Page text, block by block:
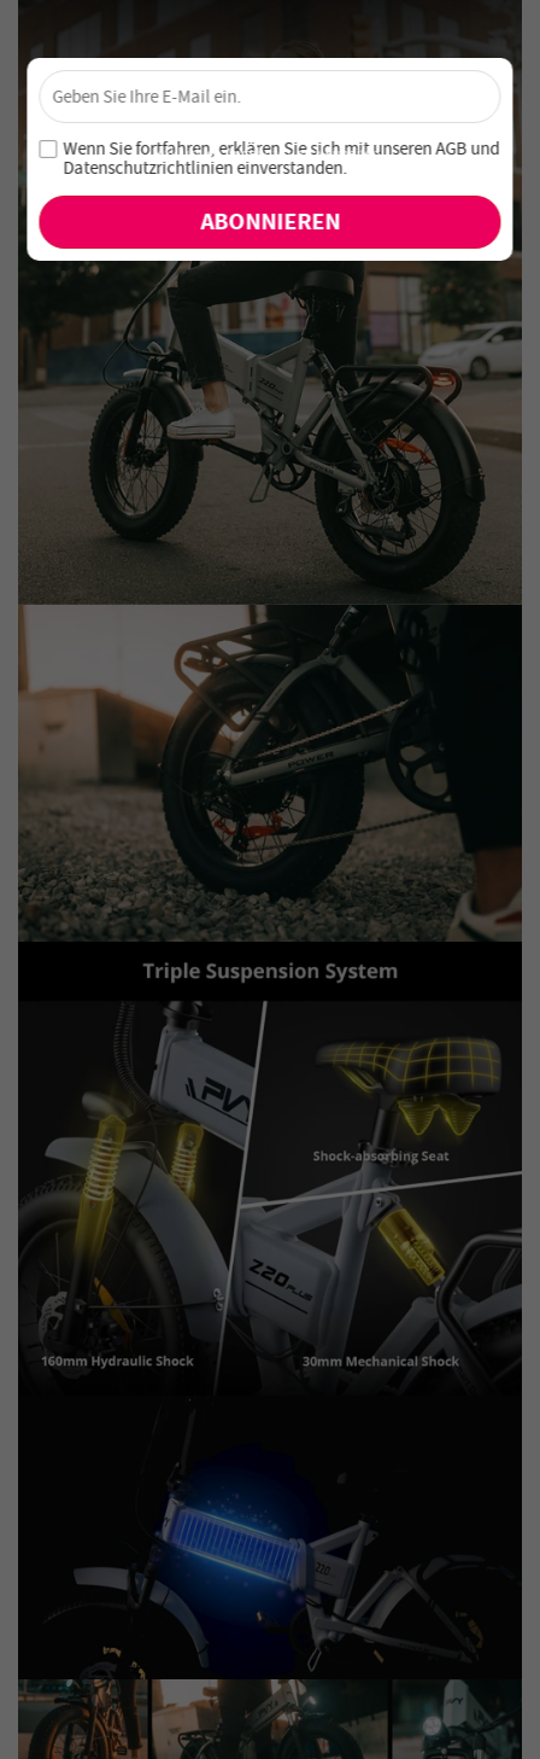
Sichere dir 4 % Rabatt – Jetzt abonnieren!
Melde dich für unseren Newsletter an und verpasse keine
exklusiven Angebote und Neuheiten!
×
Wenn Sie fortfahren, erklären Sie sich mit unserenAGBund
Datenschutzrichtlinien einverstanden.